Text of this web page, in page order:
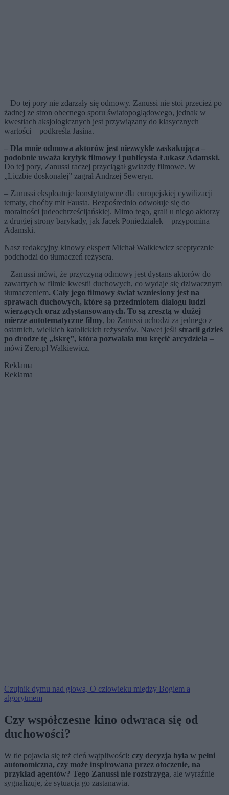
– Do tej pory nie zdarzały się odmowy. Zanussi nie stoi przecież po
żadnej ze stron obecnego sporu światopoglądowego, jednak w
kwestiach aksjologicznych jest przywiązany do klasycznych
wartości – podkreśla Jasina.
– Dla mnie odmowa aktorów jest niezwykle zaskakująca –
podobnie uważa krytyk filmowy i publicysta Łukasz Adamski.
Do tej pory, Zanussi raczej przyciągał gwiazdy filmowe. W
„Liczbie doskonałej” zagrał Andrzej Seweryn.
– Zanussi eksploatuje konstytutywne dla europejskiej cywilizacji
tematy, choćby mit Fausta. Bezpośrednio odwołuje się do
moralności judeochrześcijańskiej. Mimo tego, grali u niego aktorzy
z drugiej strony barykady, jak Jacek Poniedziałek – przypomina
Adamski.
Nasz redakcyjny kinowy ekspert Michał Walkiewicz sceptycznie
podchodzi do tłumaczeń reżysera.
– Zanussi mówi, że przyczyną odmowy jest dystans aktorów do
zawartych w filmie kwestii duchowych, co wydaje się dziwacznym
tłumaczeniem. Cały jego filmowy świat wzniesiony jest na
sprawach duchowych, które są przedmiotem dialogu ludzi
wierzących oraz zdystansowanych. To są zresztą w dużej
mierze autotematyczne filmy, bo Zanussi uchodzi za jednego z
ostatnich, wielkich katolickich reżyserów. Nawet jeśli stracił gdzieś
po drodze tę „iskrę”, która pozwalała mu kręcić arcydzieła –
mówi Zero.pl Walkiewicz.
Reklama
Reklama
Czujnik dymu nad głową. O człowieku między Bogiem a
algorytmem
Czy współczesne kino odwraca się od
duchowości?
W tle pojawia się też cień wątpliwości: czy decyzja była w pełni
autonomiczna, czy może inspirowana przez otoczenie, na
przykład agentów? Tego Zanussi nie rozstrzyga, ale wyraźnie
sygnalizuje, że sytuacja go zastanawia.